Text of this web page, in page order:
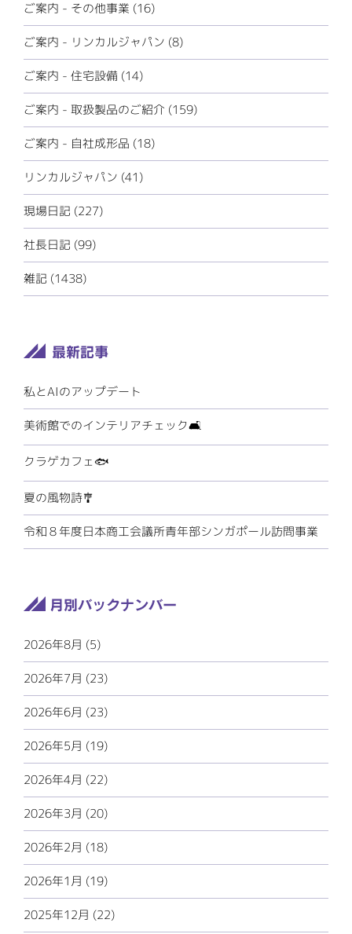
ご案内 - その他事業 (16)
ご案内 - リンカルジャパン (8)
ご案内 - 住宅設備 (14)
ご案内 - 取扱製品のご紹介 (159)
ご案内 - 自社成形品 (18)
リンカルジャパン (41)
現場日記 (227)
社長日記 (99)
雑記 (1438)
私とAIのアップデート
美術館でのインテリアチェック🛋️
クラゲカフェ🐟
夏の風物詩🎐
令和８年度日本商工会議所青年部シンガポール訪問事業
2026年8月 (5)
2026年7月 (23)
2026年6月 (23)
2026年5月 (19)
2026年4月 (22)
2026年3月 (20)
2026年2月 (18)
2026年1月 (19)
2025年12月 (22)